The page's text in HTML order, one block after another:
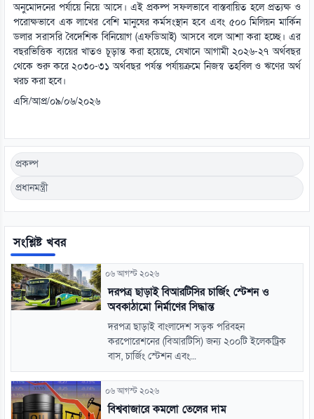
অনুমোদনের পর্যায়ে নিয়ে আসে। এই প্রকল্প সফলভাবে বাস্তবায়িত হলে প্রত্যক্ষ ও
পরোক্ষভাবে এক লাখের বেশি মানুষের কর্মসংস্থান হবে এবং ৫০০ মিলিয়ন মার্কিন
ডলার সরাসরি বৈদেশিক বিনিয়োগ (এফডিআই) আসবে বলে আশা করা হচ্ছে। এর
বছরভিত্তিক ব্যয়ের খাতও চূড়ান্ত করা হয়েছে, যেখানে আগামী ২০২৬-২৭ অর্থবছর
থেকে শুরু করে ২০৩০-৩১ অর্থবছর পর্যন্ত পর্যায়ক্রমে নিজস্ব তহবিল ও ঋণের অর্থ
খরচ করা হবে।
এসি/আপ্র/০৯/০৬/২০২৬
প্রকল্প
প্রধানমন্ত্রী
সংশ্লিষ্ট খবর
০৬ আগস্ট ২০২৬
দরপত্র ছাড়াই বিআরটিসির চার্জিং স্টেশন ও
অবকাঠামো নির্মাণের সিদ্ধান্ত
দরপত্র ছাড়াই বাংলাদেশ সড়ক পরিবহন
করপোরেশনের (বিআরটিসি) জন্য ২০০টি ইলেকট্রিক
বাস, চার্জিং স্টেশন এবং...
০৬ আগস্ট ২০২৬
বিশ্ববাজারে কমলো তেলের দাম